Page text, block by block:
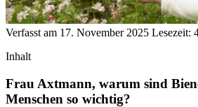
Verfasst am 17. November 2025 Lesezeit:
Inhalt
Frau Axtmann, warum sind
Menschen so wichtig?